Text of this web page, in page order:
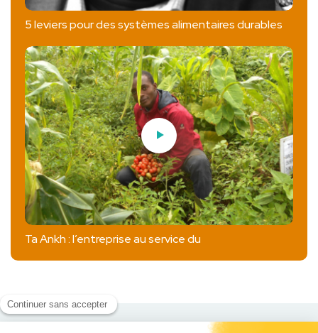
5 leviers pour des systèmes alimentaires durables
Ta Ankh : l’entreprise au service du